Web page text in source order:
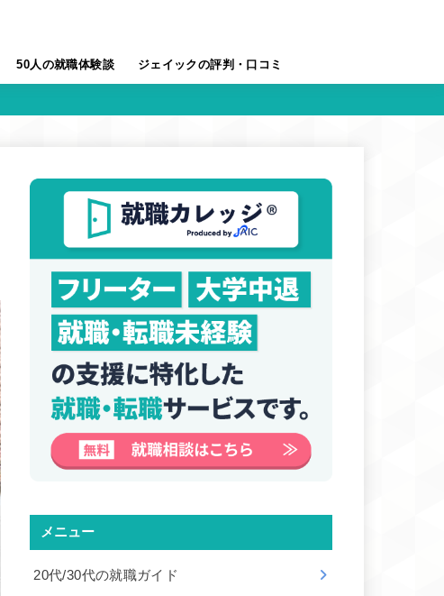
50人の就職体験談 ジェイックの評判・口コミ
メニュー
20代/30代の就職ガイド